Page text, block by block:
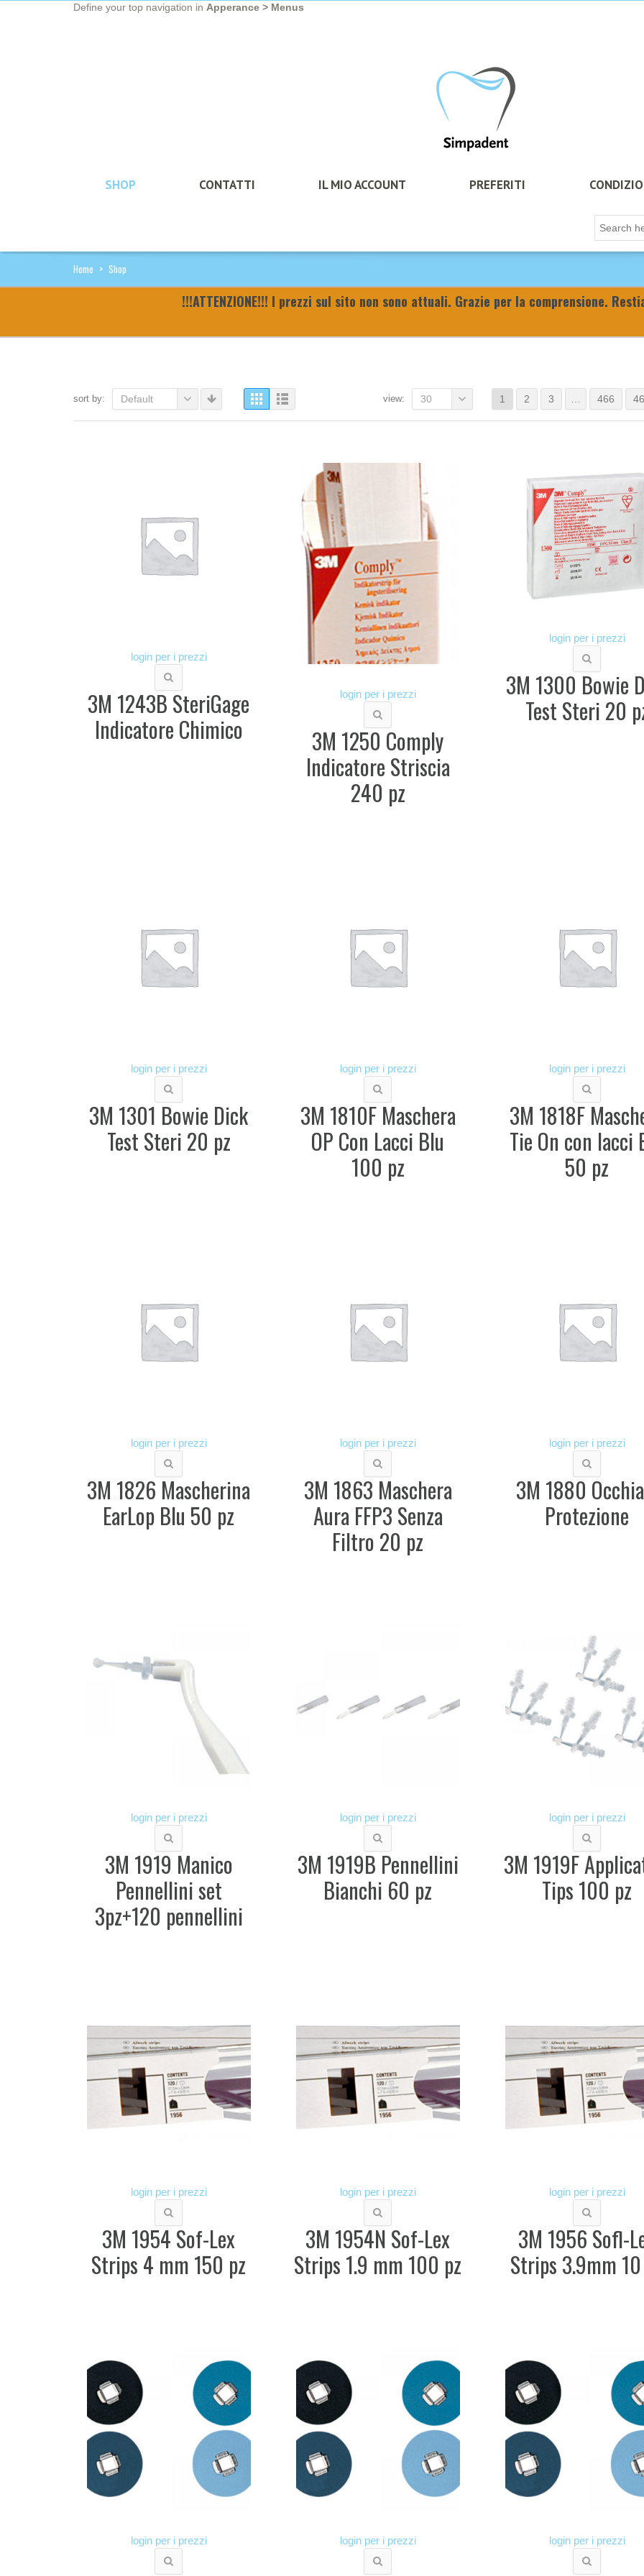
Define your top navigation in Apperance > Menus
SHOP CONTATTI IL MIO ACCOUNT PREFERITI
Home > Shop
!!!ATTENZIONE!!! I prezzi sul sito non sono attuali. Grazie per la comprensione.
sort by: Default 1 2 3 466
view: 30
login per i prezzi
3M 1243B SteriGage
Indicatore Chimico
login per i prezzi
3M 1250 Comply
Indicatore Striscia
240 pz
login per i prezzi
3M 1300 Bowie
Test Steri 20
login per i prezzi
3M 1301 Bowie Dick
Test Steri 20 pz
login per i prezzi
3M 1810F Maschera
OP Con Lacci Blu
100 pz
login per i prezzi
3M 1818F
Tie On con lacci
50 pz
login per i prezzi
3M 1826 Mascherina
EarLop Blu 50 pz
login per i prezzi
3M 1863 Maschera
Aura FFP3 Senza
Filtro 20 pz
login per i prezzi
3M 1880
Protezione
login per i prezzi
3M 1919 Manico
Pennellini set
3pz+120 pennellini
login per i prezzi
3M 1919B Pennellini
Bianchi 60 pz
login per i prezzi
3M 1919F
Tips 100 pz
login per i prezzi
3M 1954 Sof-Lex
Strips 4 mm 150 pz
login per i prezzi
3M 1954N Sof-Lex
Strips 1.9 mm 100 pz
login per i prezzi
3M 1956 Sofl-
Strips 3.9mm
login per i prezzi login per i prezzi login per i prezzi